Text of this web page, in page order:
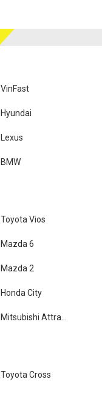
VinFast
Hyundai
Lexus
BMW
Toyota Vios
Mazda 6
Mazda 2
Honda City
Toyota Cross